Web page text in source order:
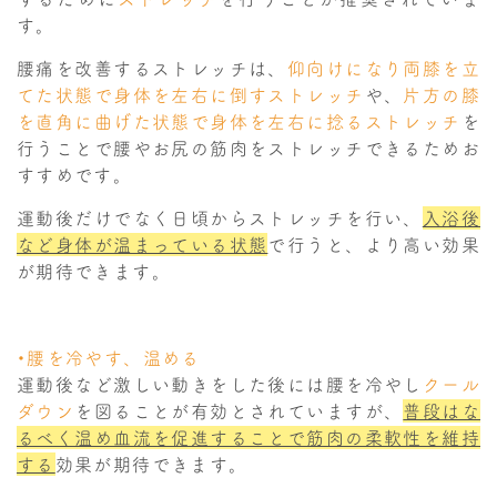
す。
腰痛を改善するストレッチは、 仰向けになり両膝を立
てた状態で身体を左右に倒すストレッチ や、 片方の膝
を直角に曲げた状態で身体を左右に捻るストレッチ を
行うことで腰やお尻の筋肉をストレッチできるためお
すすめです。
運動後だけでなく日頃からストレッチを行い、
入浴後
など身体が温まっている状態で行うと、より高い効果
が期待できます。
・腰を冷やす、温める
運動後など激しい動きをした後には腰を冷やし クール
ダウン を図ることが有効とされていますが、 普段はな
るべく温め血流を促進することで筋肉の柔軟性を維持
する 効果が期待できます。